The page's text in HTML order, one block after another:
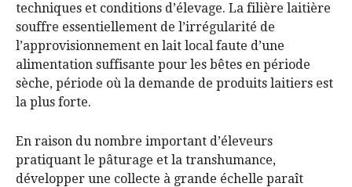
techniques et conditions d’élevage. La filière laitière
souffre essentiellement de l’irrégularité de
l’approvisionnement en lait local faute d’une
alimentation suffisante pour les bêtes en période
sèche, période où la demande de produits laitiers est
la plus forte.
En raison du nombre important d’éleveurs
pratiquant le pâturage et la transhumance,
développer une collecte à grande échelle paraît